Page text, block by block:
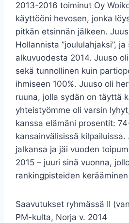
2013-2016 toiminut Oy
käyttööni hevosen, jonka
pitkän etsinnän jälkeen.
Hollannista ”joululahjaksi”,
alkuvuodesta 2014. Juuso
sekä tunnollinen kuin
ihmiseen 100%. Juuso oli
ruuna, jolla sydän on täyttä
yhteistyömme oli varsin
kanssa elämäni prosentit:
kansainvälisissä kilpailuissa.
jalkansa ja jäi vuoden
2015 – juuri sinä vuonna,
rankingpisteiden
Saavutukset ryhmässä II
PM-kulta, Norja v. 2014